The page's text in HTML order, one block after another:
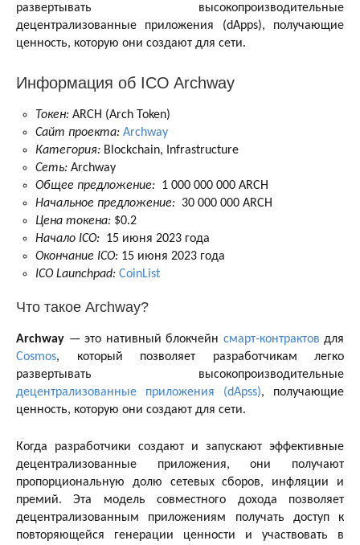
развертывать высокопроизводительные
децентрализованные приложения (dApps), получающие
ценность, которую они создают для сети.
Информация об ICO Archway
Токен: ARCH (Arch Token)
Сайт проекта: Archway
Категория: Blockchain, Infrastructure
Сеть: Archway
Общее предложение: 1 000 000 000 ARCH
Начальное предложение: 30 000 000 ARCH
Цена токена: $0.2
Начало ICO: 15 июня 2023 года
Окончание ICO: 15 июня 2023 года
ICO Launchpad: CoinList
Что такое Archway?
Archway — это нативный блокчейн смарт-контрактов для
Cosmos, который позволяет разработчикам легко
развертывать высокопроизводительные
децентрализованные приложения (dApss), получающие
ценность, которую они создают для сети.
Когда разработчики создают и запускают эффективные
децентрализованные приложения, они получают
пропорциональную долю сетевых сборов, инфляции и
премий. Эта модель совместного дохода позволяет
децентрализованным приложениям получать доступ к
повторяющейся генерации ценности и участвовать в